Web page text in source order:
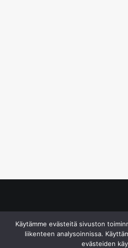
Käytämme evästeitä sivuston
liikenteen analysoinnissa.
evästeiden